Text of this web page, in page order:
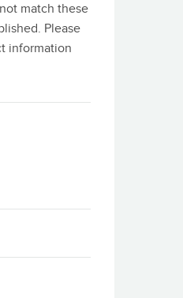
match these
Please
information